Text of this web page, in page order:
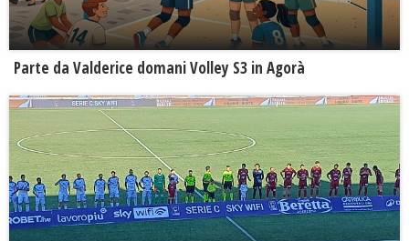
Parte da Valderice domani Volley S3 in Agorà